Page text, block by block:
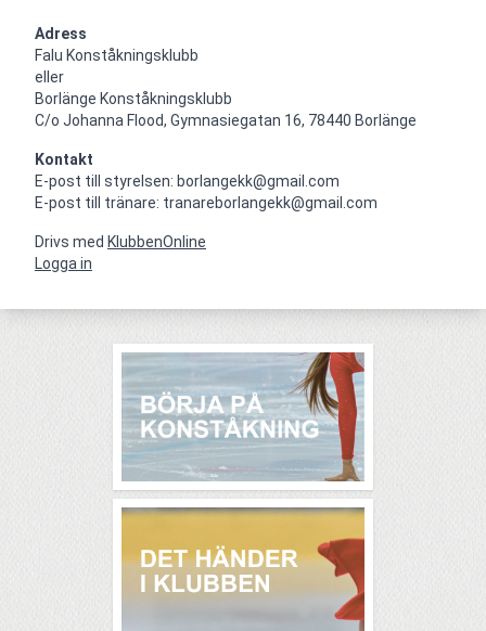
Adress
Falu Konståkningsklubb
eller
Borlänge Konståkningsklubb
C/o Johanna Flood, Gymnasiegatan 16, 78440 Borlänge
Kontakt
E-post till styrelsen: borlangekk@gmail.com
E-post till tränare: tranareborlangekk@gmail.com
Drivs med KlubbenOnline
Logga in